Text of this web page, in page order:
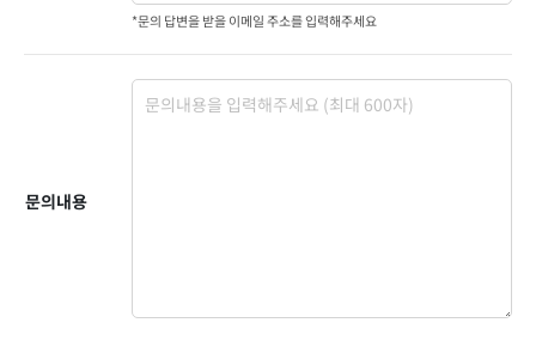
*문의 답변을 받을 이메일 주소를 입력해주세요
문의내용